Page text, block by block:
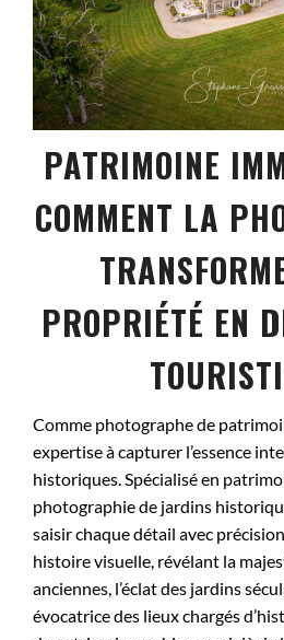
PATRIMOINE
COMMENT LA
PROPRIÉTÉ EN
Comme photographe de
expertise à capturer l’essence
historiques. Spécialisé en
photographie de jardins
saisir chaque détail avec
histoire visuelle, révélant la
anciennes, l’éclat des jardins
évocatrice des lieux chargés